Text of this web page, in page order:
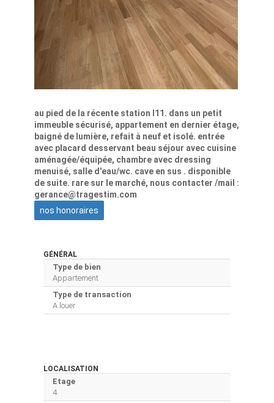
au pied de la récente station l11. dans un petit
immeuble sécurisé, appartement en dernier étage,
baigné de lumière, refait à neuf et isolé. entrée
avec placard desservant beau séjour avec cuisine
aménagée/équipée, chambre avec dressing
menuisé, salle d'eau/wc. cave en sus . disponible
de suite. rare sur le marché, nous contacter /mail :
gerance@tragestim.com
nos honoraires
GÉNÉRAL
Type de bien
Appartement
Type de transaction
A louer
LOCALISATION
Etage
4